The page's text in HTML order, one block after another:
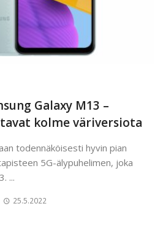
Galaxy M13 –
kolme väriversiota
todennäköisesti hyvin pian
5G-älypuhelimen, joka
...
25.5.2022